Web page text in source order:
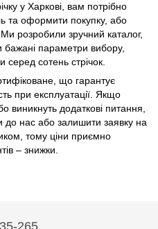
у Харкові, вам потрібно
та оформити покупку, або
розробили зручний каталог,
параметри вибору,
сотень стрічок.
що гарантує
при експлуатації. Якщо
виникнуть додаткові питання,
до нас або залишити заявку на
тому ціни приємно
– знижки.